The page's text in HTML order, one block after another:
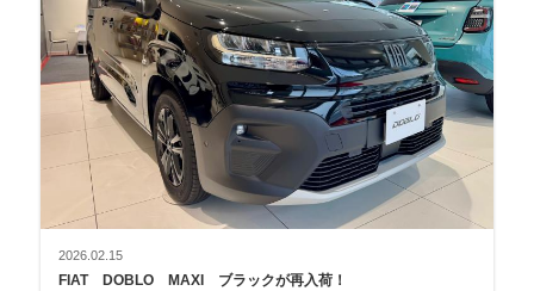
2026.02.15
FIAT DOBLO MAXI ブラックが再入荷！